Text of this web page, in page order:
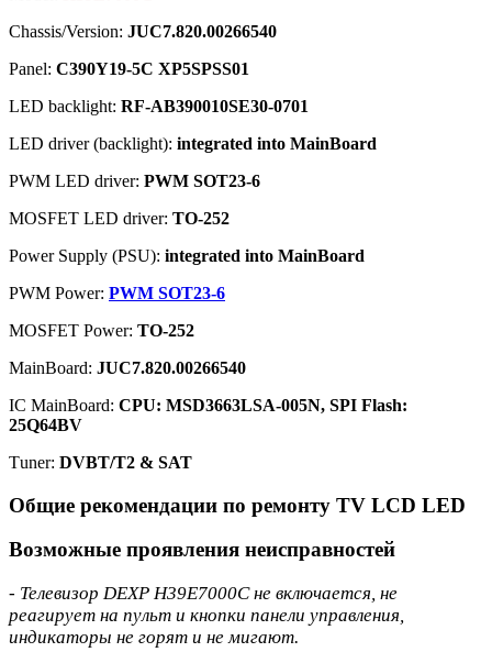
Chassis/Version: JUC7.820.00266540
Panel: C390Y19-5C XP5SPSS01
LED backlight: RF-AB390010SE30-0701
LED driver (backlight): integrated into MainBoard
PWM LED driver: PWM SOT23-6
MOSFET LED driver: TO-252
Power Supply (PSU): integrated into MainBoard
PWM Power: PWM SOT23-6
MOSFET Power: TO-252
MainBoard: JUC7.820.00266540
IC MainBoard: CPU: MSD3663LSA-005N, SPI Flash:
25Q64BV
Тuner: DVBT/T2 & SAT
Общие рекомендации по ремонту TV LCD LED
Возможные проявления неисправностей
- Телевизор DEXP H39E7000C не включается, не
реагирует на пульт и кнопки панели управления,
индикаторы не горят и не мигают.